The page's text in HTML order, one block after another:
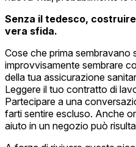
Senza il tedesco,
vera sfida.
Cose che prima sembravano
improvvisamente sembrare
della tua assicurazione
Leggere il tuo contratto di
Partecipare a una
farti sentire escluso. Anche
aiuto in un negozio può